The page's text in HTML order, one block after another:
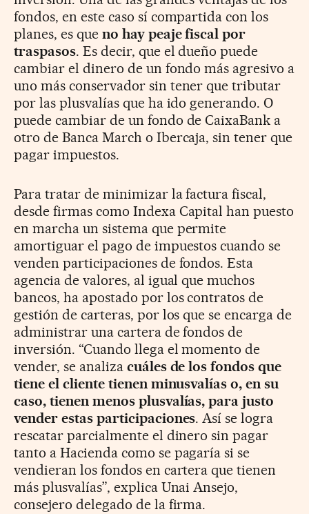
fondos, en este caso sí compartida con los
planes, es queno hay peaje fiscal por
traspasos. Es decir, que el dueño puede
cambiar el dinero de un fondo más agresivo a
uno más conservador sin tener que tributar
por las plusvalías que ha ido generando. O
puede cambiar de un fondo de CaixaBank a
otro de Banca March o Ibercaja, sin tener que
pagar impuestos.
Para tratar de minimizar la factura fiscal,
desde firmas como Indexa Capital han puesto
en marcha un sistema que permite
amortiguar el pago de impuestos cuando se
venden participaciones de fondos. Esta
agencia de valores, al igual que muchos
bancos, ha apostado por los contratos de
gestión de carteras, por los que se encarga de
administrar una cartera de fondos de
inversión. “Cuando llega el momento de
vender, se analiza cuáles de los fondos que
tiene el cliente tienen minusvalías o, en su
caso, tienen menos plusvalías, para justo
vender estas participaciones. Así se logra
rescatar parcialmente el dinero sin pagar
tanto a Hacienda como se pagaría si se
vendieran los fondos en cartera que tienen
más plusvalías”, explica Unai Ansejo,
consejero delegado de la firma.